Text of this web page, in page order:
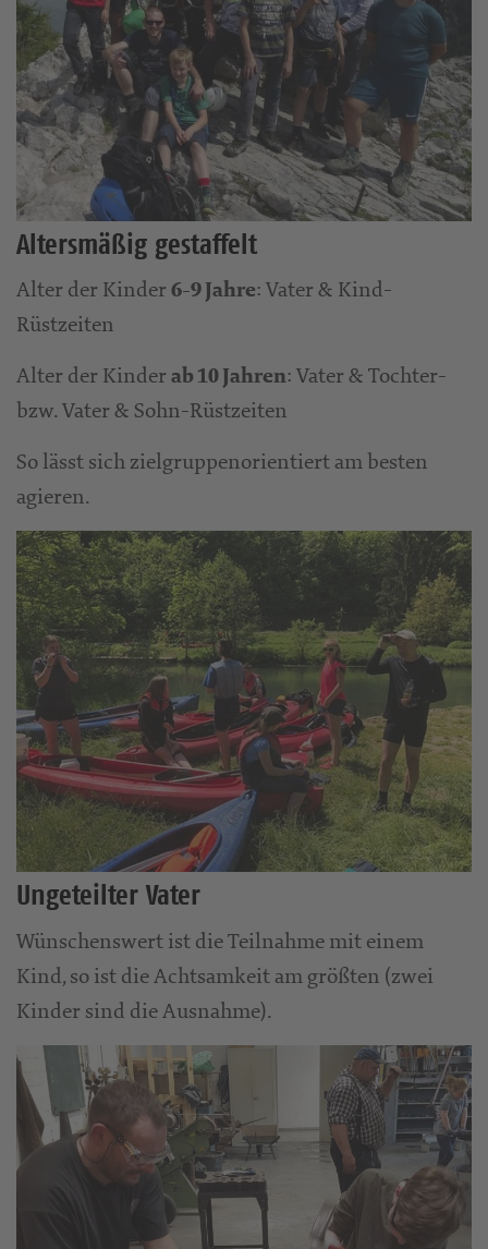
Altersmäßig gestaffelt
Alter der Kinder6-9 Jahre: Vater & Kind-
Rüstzeiten
Alter der Kinderab 10 Jahren: Vater & Tochter-
bzw. Vater & Sohn-Rüstzeiten
So lässt sich zielgruppenorientiert am besten
agieren.
Ungeteilter Vater
Wünschenswert ist die Teilnahme mit einem
Kind, so ist die Achtsamkeit am größten (zwei
Kinder sind die Ausnahme).